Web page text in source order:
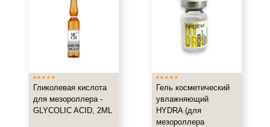
Испания
Италия
Показать еще
Гликолевая кислота
для мезороллера -
GLYCOLIC ACID, 2ML
Гель косметический
увлажняющий
HYDRA (для
мезороллера